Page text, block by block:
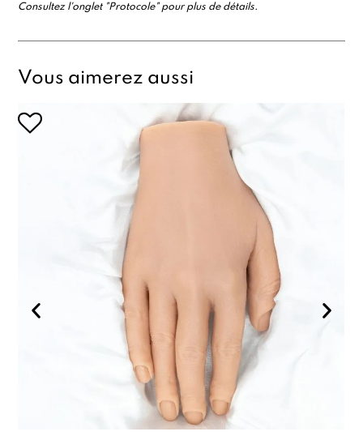
Consultez l'onglet "Protocole" pour plus de détails.
Vous aimerez aussi